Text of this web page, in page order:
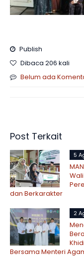
Publish
Dibaca 206 kali
Belum ada
Post Terkait
5
dan Berkarakter
2
Bersama Menteri